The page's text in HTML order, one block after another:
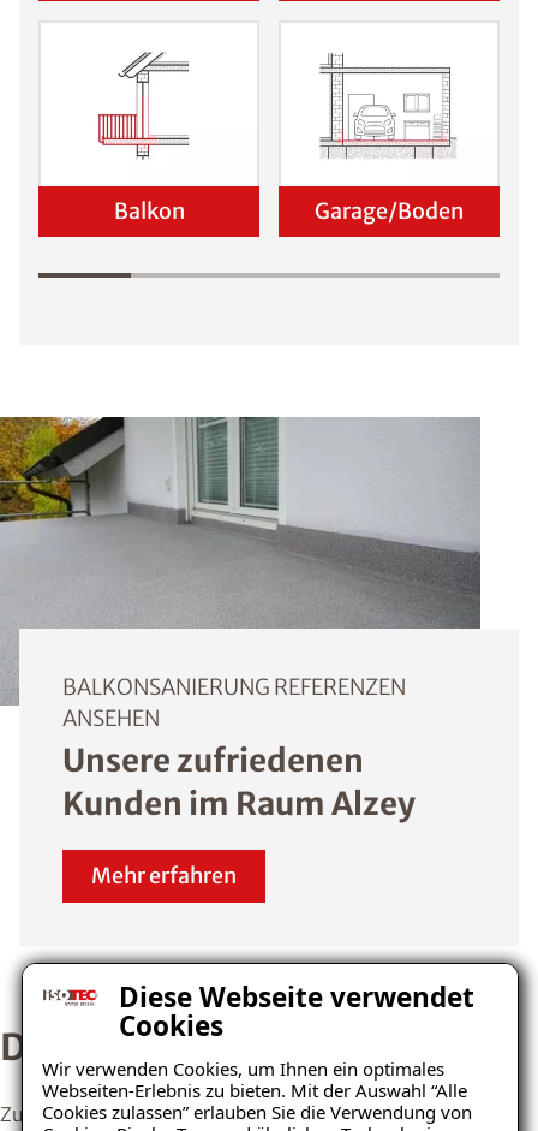
Diese Webseite verwendet
Cookies
Wir verwenden Cookies, um Ihnen ein optimales
Webseiten-Erlebnis zu bieten. Mit der Auswahl “Alle
Cookies zulassen” erlauben Sie die Verwendung von
Balkon Garage/Boden
BALKONSANIERUNG REFERENZEN
ANSEHEN
Unsere zufriedenen
Kunden im Raum Alzey
Mehr erfahren
Der ISOTEC-Balkondesigner
Zur Vorbereitung einer Balkonsanierung bietet unser